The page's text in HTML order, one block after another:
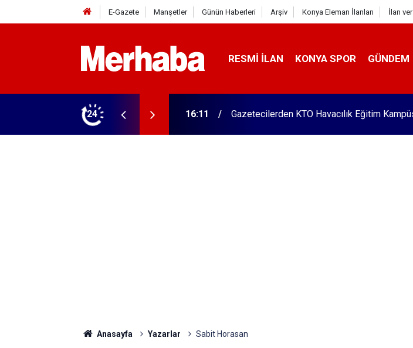
E-Gazete Manşetler Günün Haberleri Arşiv Konya Eleman İlanları İlan ver
RESMI İLAN KONYA SPOR GÜNDEM
24 15:45 Başkan Pekyatırmacı’dan esnaf ziyareti
Anasayfa Yazarlar Sabit Horasan